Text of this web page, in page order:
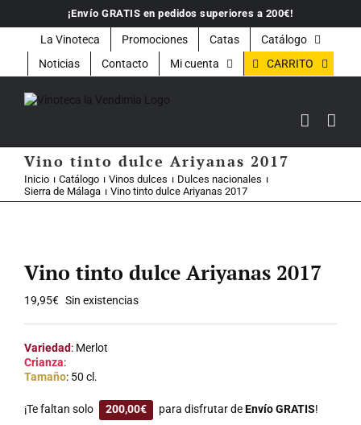
contenido
¡Envío GRATIS en pedidos superiores a 200€!
La Vinoteca Promociones Catas
Catálogo
Noticias
Contacto Mi cuenta CARRITO
Vino tinto dulce Ariyanas 2017
Inicio Catálogo Vinos dulces
Dulces nacionales
Sierra de Málaga
Vino tinto dulce Ariyanas 2017
Vino tinto dulce Ariyanas 2017
19,95€ Sin existencias
Variedad: Merlot
Crianza:
Tamaño: 50 cl.
¡Te faltan solo 200,00€ para disfrutar deEnvío GRATIS!